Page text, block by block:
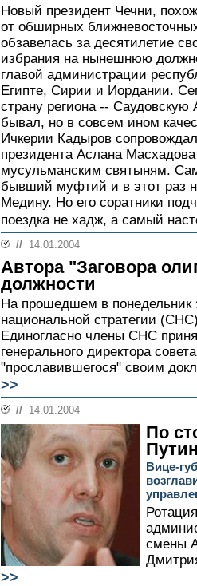
Новый президент Чечни,
от обширных
обзавелась за десятилетие
избрания на нынешнюю
главой администрации
Египте, Сирии и Иордании.
страну региона --
бывал, но в совсем ином
Ичкерии Кадыров
президента Аслана
мусульманским святыням.
бывший муфтий и в этот раз
Медину. Но его соратники
поездка не хадж, а самый
// 14.01.2004
Автора "Заговора
должности
На прошедшем в понедельник
национальной стратегии
Единогласно члены СНС
генерального директора
"прославившегося" своим
>>
// 14.01.2004
По
Вице-
смены
>>